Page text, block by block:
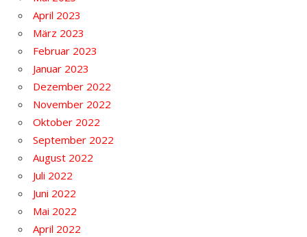
April 2023
März 2023
Februar 2023
Januar 2023
Dezember 2022
November 2022
Oktober 2022
September 2022
August 2022
Juli 2022
Juni 2022
Mai 2022
April 2022